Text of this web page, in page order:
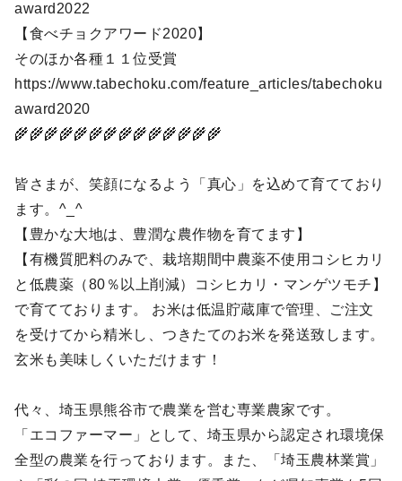
award2022
【食べチョクアワード2020】
そのほか各種１１位受賞
https://www.tabechoku.com/feature_articles/tabechoku
award2020
🌾🌾🌾🌾🌾🌾🌾🌾🌾🌾🌾🌾🌾🌾
皆さまが、笑顔になるよう「真心」を込めて育てており
ます。^_^
【豊かな大地は、豊潤な農作物を育てます】
【有機質肥料のみで、栽培期間中農薬不使用コシヒカリ
と低農薬（80％以上削減）コシヒカリ・マンゲツモチ】
で育てております。 お米は低温貯蔵庫で管理、ご注文
を受けてから精米し、つきたてのお米を発送致します。
玄米も美味しくいただけます！
代々、埼玉県熊谷市で農業を営む専業農家です。
「エコファーマー」として、埼玉県から認定され環境保
全型の農業を行っております。また、「埼玉農林業賞」